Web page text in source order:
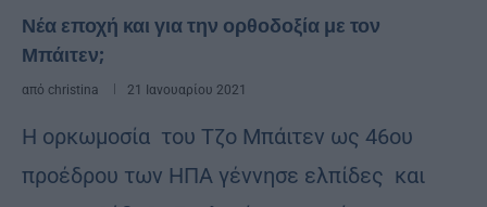
Νέα εποχή και για την ορθοδοξία με τον
Μπάιτεν;
από christina 21 Ιανουαρίου 2021
Η ορκωμοσία του Τζο Μπάιτεν ως 46ου
προέδρου των ΗΠΑ γέννησε ελπίδες και